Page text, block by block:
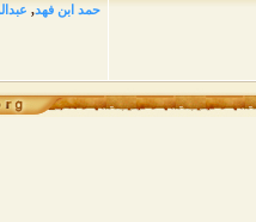
حمد ابن فهد,